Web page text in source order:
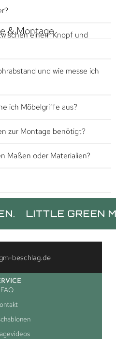
& Montageeinem Knopf und
und wie messe ich
ich Möbelgriffe aus?
zur Montage benötigt?
Maßen oder Materialien?
GREEN MEN.
beschlag.de
FAQ